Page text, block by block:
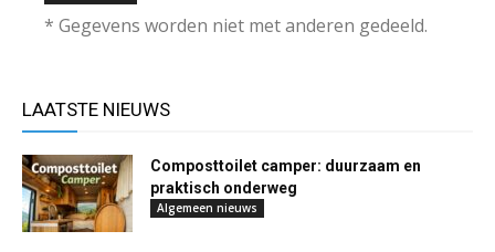
* Gegevens worden niet met anderen gedeeld.
LAATSTE NIEUWS
Composttoilet camper: duurzaam en
praktisch onderweg
Algemeen nieuws